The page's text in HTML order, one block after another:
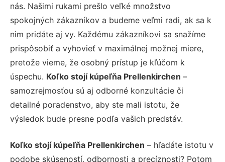
nás. Našimi rukami prešlo veľké množstvo
spokojných zákazníkov a budeme veľmi radi, ak sa k
nim pridáte aj vy. Každému zákazníkovi sa snažíme
prispôsobiť a vyhovieť v maximálnej možnej miere,
pretože vieme, že osobný prístup je kľúčom k
úspechu. Koľko stojí kúpeľňa Prellenkirchen –
samozrejmosťou sú aj odborné konzultácie či
detailné poradenstvo, aby ste mali istotu, že
výsledok bude presne podľa vašich predstáv.
Koľko stojí kúpeľňa Prellenkirchen – hľadáte istotu v
podobe skúseností, odbornosti a precíznosti? Potom